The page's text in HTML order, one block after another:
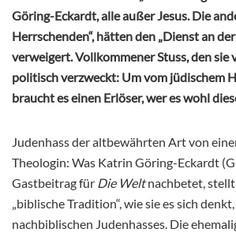
Göring-Eckardt, alle außer Jesus. Die
Herrschenden“, hätten den „Dienst an
verweigert. Vollkommener Stuss, den sie
politisch verzweckt: Um vom jüdischem
braucht es einen Erlöser, wer es wohl
Judenhass der altbewährten Art von
Theologin: Was Katrin Göring-Eckardt
Gastbeitrag für Die Weltnachbetet, stellt
„biblische Tradition“, wie sie es sich
nachbiblischen Judenhasses. Die